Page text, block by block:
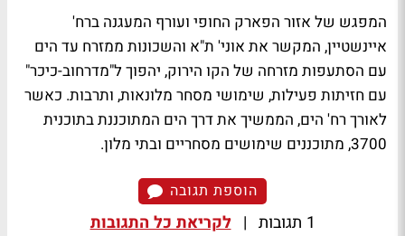
המפגש של אזור הפארק החופי ועורף המעגנה ברח'
איינשטיין, המקשר את אוני' ת"א והשכונות ממזרח עד הים
עם הסתעפות מזרחה של הקו הירוק, יהפוך ל"מדרחוב-כיכר"
עם חזיתות פעילות, שימושי מסחר מלונאות, ותרבות. כאשר
לאורך רח' הים, הממשיך את דרך הים המתוכננת בתוכנית
3700, מתוכננים שימושים מסחריים ובתי מלון.
הוספת תגובה
1 תגובות | לקריאת כל התגובות